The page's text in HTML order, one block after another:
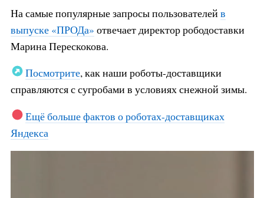
На самые популярные запросы пользователей в
выпуске «ПРОДа» отвечает директор рободоставки
Марина Перескокова.
Посмотрите, как наши роботы-доставщики
справляются с сугробами в условиях снежной зимы.
Ещё больше фактов о роботах-доставщиках
Яндекса